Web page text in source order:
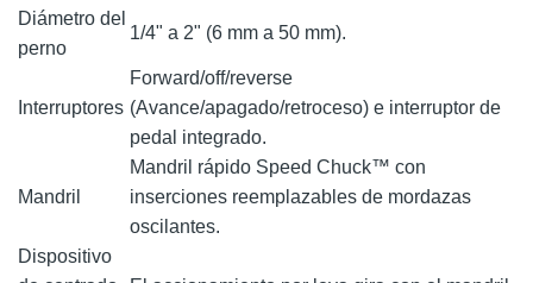
Diámetro del
perno
1/4" a 2" (6 mm a 50 mm).
Interruptores
Forward/off/reverse
(Avance/apagado/retroceso) e interruptor de
pedal integrado.
Mandril
Mandril rápido Speed Chuck™ con
inserciones reemplazables de mordazas
oscilantes.
Dispositivo